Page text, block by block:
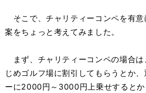
そこで、チャリティーコンペを有意
案をちょっと考えてみました。
まず、チャリティーコンペの場合は
じめゴルフ場に割引してもらうとか
ーに2000円～3000円上乗せするとか